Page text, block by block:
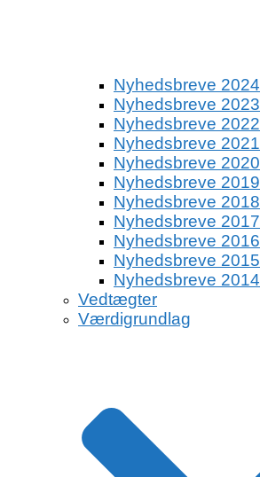
Nyhedsbreve 2024
Nyhedsbreve 2023
Nyhedsbreve 2022
Nyhedsbreve 2021
Nyhedsbreve 2020
Nyhedsbreve 2019
Nyhedsbreve 2018
Nyhedsbreve 2017
Nyhedsbreve 2016
Nyhedsbreve 2015
Nyhedsbreve 2014
Vedtægter
Værdigrundlag